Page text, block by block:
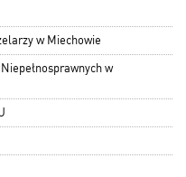
w Miechowie
w